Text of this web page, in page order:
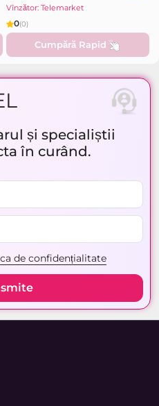
Vînzător: Telemarket
0(0)
Cumpără Rapid
și specialiștii
în curând.
de confidențialitate